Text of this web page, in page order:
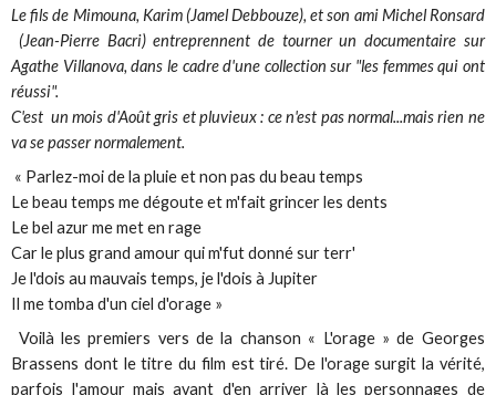
Le fils de Mimouna, Karim (Jamel Debbouze), et son ami Michel Ronsard
(Jean-Pierre Bacri) entreprennent de tourner un documentaire sur
Agathe Villanova, dans le cadre d'une collection sur "les femmes qui ont
réussi".
C'est un mois d'Août gris et pluvieux : ce n'est pas normal...mais rien ne
va se passer normalement.
« Parlez-moi de la pluie et non pas du beau temps
Le beau temps me dégoute et m'fait grincer les dents
Le bel azur me met en rage
Car le plus grand amour qui m'fut donné sur terr'
Je l'dois au mauvais temps, je l'dois à Jupiter
Il me tomba d'un ciel d'orage »
Voilà les premiers vers de la chanson « L'orage » de Georges
Brassens dont le titre du film est tiré. De l'orage surgit la vérité,
parfois l'amour mais avant d'en arriver là les personnages de